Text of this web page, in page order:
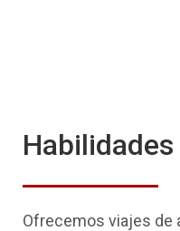
Ofrecemos viajes de